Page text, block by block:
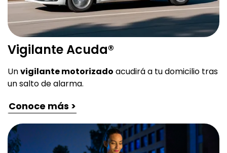
Vigilante Acuda®
Unvigilante motorizado acudirá a tu domicilio tras
un salto de alarma.
Conoce más >